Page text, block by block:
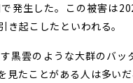
発生した。この被害は
起こしたといわれる。
黒雲のような大群のバッ
見たことがある人は多い